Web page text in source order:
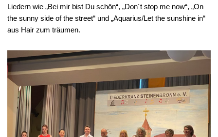
Liedern wie „Bei mir bist Du schön“, „Don´t stop me now“, „On
the sunny side of the street“ und „Aquarius/Let the sunshine in“
aus Hair zum träumen.